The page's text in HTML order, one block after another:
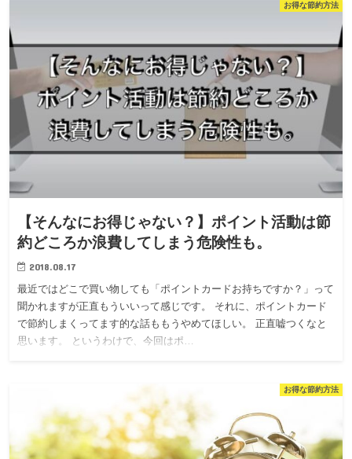
お得な節約方法
【そんなにお得じゃない？】ポイント活動は節
約どころか浪費してしまう危険性も。
2018.08.17
最近ではどこで買い物しても「ポイントカードお持ちですか？」って
聞かれますが正直もういいって感じです。 それに、ポイントカード
で節約しまくってます的な話ももうやめてほしい。 正直嘘つくなと
思います。 というわけで、今回はポ…
お得な節約方法